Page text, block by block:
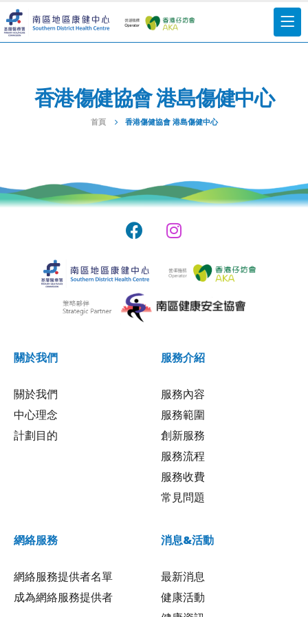
香港傷健協會 港島傷健中心
首頁 香港傷健協會 港島傷健中心
關於我們
關於我們
中心理念
計劃目的
服務介紹
服務內容
服務範圍
創新服務
服務流程
服務收費
常見問題
網絡服務
網絡服務提供者名單
成為網絡服務提供者
消息&活動
最新消息
健康活動